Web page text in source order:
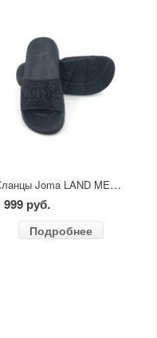
Сланцы Joma LAND MEN черные
999 руб.
Подробнее